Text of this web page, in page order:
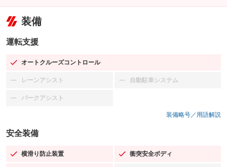
装備
運転支援
オートクルーズコントロール
：装備あり
レーンアシスト
：装備なし 自動駐車システム
：装備なし
パークアシスト
：装備なし
装備略号／用語解説
安全装備
横滑り防止装置
：装備あり 衝突安全ボディ
：装備あり